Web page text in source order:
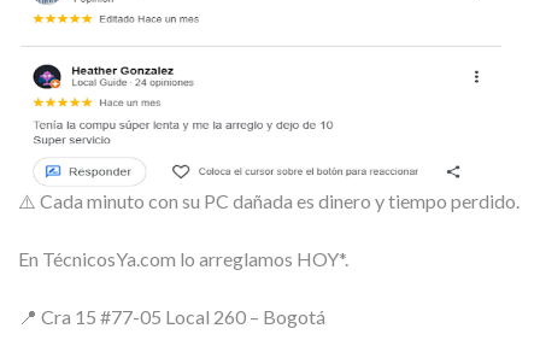
⚠️ Cada minuto con su PC dañada es dinero y tiempo perdido.
En TécnicosYa.com lo arreglamos HOY*.
📍 Cra 15 #77-05 Local 260 – Bogotá